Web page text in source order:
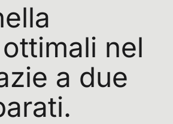
ottimali nel
a due